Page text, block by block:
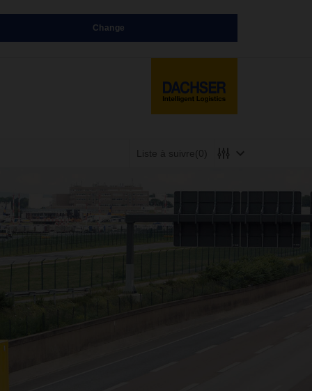
Change
Liste à suivre(0)